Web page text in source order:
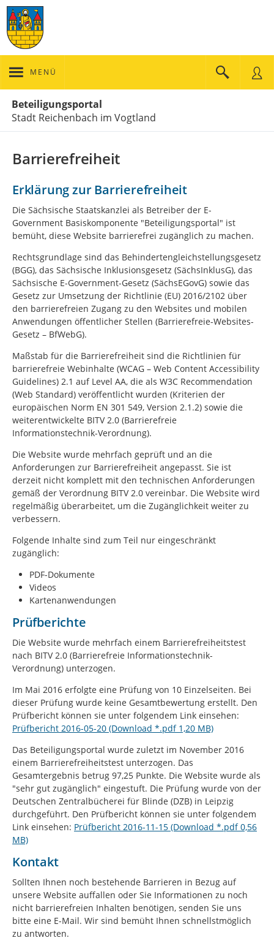
MENÜ
Beteiligungsportal
Stadt Reichenbach im Vogtland
Barrierefreiheit
Erklärung zur Barrierefreiheit
Die Sächsische Staatskanzlei als Betreiber der E-
Government Basiskomponente "Beteiligungsportal" ist
bemüht, diese Website barrierefrei zugänglich zu machen.
Rechtsgrundlage sind das Behindertengleichstellungsgesetz
(BGG), das Sächsische Inklusionsgesetz (SächsInklusG), das
Sächsische E-Government-Gesetz (SächsEGovG) sowie das
Gesetz zur Umsetzung der Richtlinie (EU) 2016/2102 über
den barrierefreien Zugang zu den Websites und mobilen
Anwendungen öffentlicher Stellen (Barrierefreie-Websites-
Gesetz – BfWebG).
Maßstab für die Barrierefreiheit sind die Richtlinien für
barrierefreie Webinhalte (WCAG – Web Content Accessibility
Guidelines) 2.1 auf Level AA, die als W3C Recommendation
(Web Standard) veröffentlicht wurden (Kriterien der
europäischen Norm EN 301 549, Version 2.1.2) sowie die
weiterentwickelte BITV 2.0 (Barrierefreie
Informationstechnik-Verordnung).
Die Website wurde mehrfach geprüft und an die
Anforderungen zur Barrierefreiheit angepasst. Sie ist
derzeit nicht komplett mit den technischen Anforderungen
gemäß der Verordnung BITV 2.0 vereinbar. Die Website wird
regelmäßig überarbeitet, um die Zugänglichkeit weiter zu
verbessern.
Folgende Inhalte sind zum Teil nur eingeschränkt
zugänglich:
PDF-Dokumente
Videos
Kartenanwendungen
Prüfberichte
Die Website wurde mehrfach einem Barrierefreiheitstest
nach BITV 2.0 (Barrierefreie Informationstechnik-
Verordnung) unterzogen.
Im Mai 2016 erfolgte eine Prüfung von 10 Einzelseiten. Bei
dieser Prüfung wurde keine Gesamtbewertung erstellt. Den
Prüfbericht können sie unter folgendem Link einsehen:
Prüfbericht 2016-05-20 (Download *.pdf 1,20 MB)
Das Beteiligungsportal wurde zuletzt im November 2016
einem Barrierefreiheitstest unterzogen. Das
Gesamtergebnis betrug 97,25 Punkte. Die Website wurde als
"sehr gut zugänglich" eingestuft. Die Prüfung wurde von der
Deutschen Zentralbücherei für Blinde (DZB) in Leipzig
durchgeführt. Den Prüfbericht können sie unter folgendem
Link einsehen: Prüfbericht 2016-11-15 (Download *.pdf 0,56
MB)
Kontakt
Sollten Ihnen noch bestehende Barrieren in Bezug auf
unsere Website auffallen oder Sie Informationen zu noch
nicht barrierefreien Inhalten benötigen, senden Sie uns
bitte eine E-Mail. Wir sind bemüht Ihnen schnellstmöglich
zu antworten.